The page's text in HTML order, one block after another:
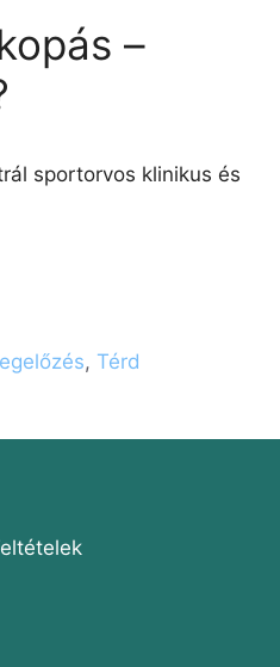
–
sportorvos klinikus és
,Térd